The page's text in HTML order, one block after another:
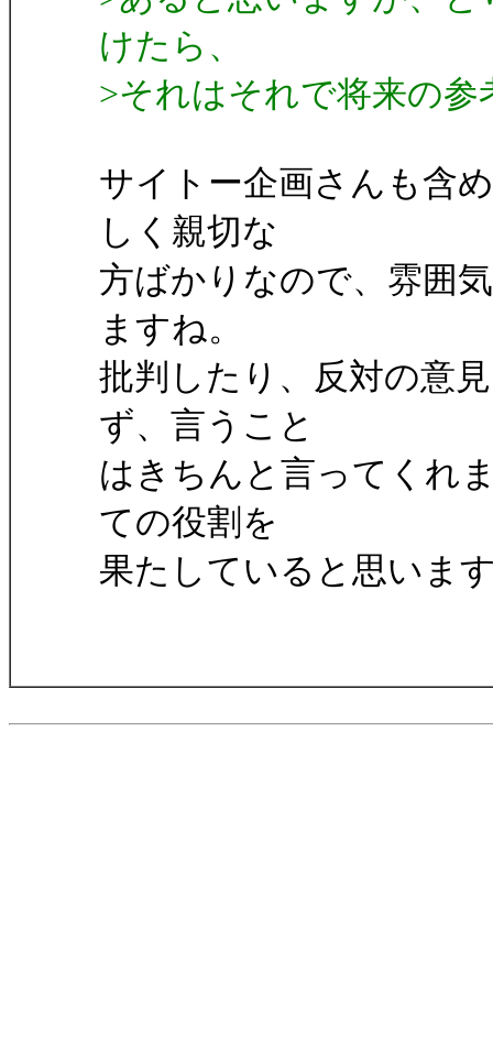
けたら、
>それはそれで将来の
サイトー企画さんも含
しく親切な
方ばかりなので、雰囲
ますね。
批判したり、反対の意
ず、言うこと
はきちんと言ってくれ
ての役割を
果たしていると思いま